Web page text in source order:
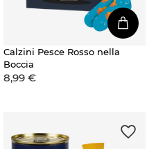
Calzini Pesce Rosso nella
Boccia
8,99 €